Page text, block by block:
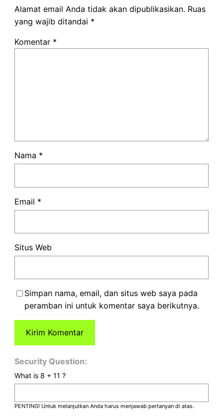
Alamat email Anda tidak akan dipublikasikan. Ruas
yang wajib ditandai *
Komentar *
Nama *
Email *
Situs Web
Simpan nama, email, dan situs web saya pada
peramban ini untuk komentar saya berikutnya.
Security Question:
What is 8 + 11 ?
PENTING! Untuk melanjutkan Anda harus menjawab pertanyan di atas.